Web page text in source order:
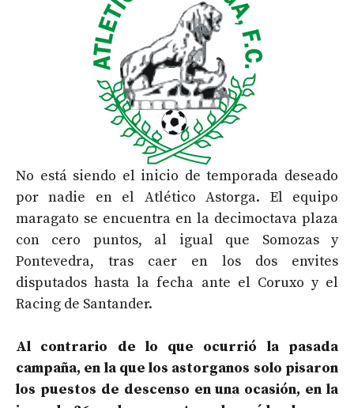
No está siendo el inicio de temporada deseado
por nadie en el Atlético Astorga. El equipo
maragato se encuentra en la decimoctava plaza
con cero puntos, al igual que Somozas y
Pontevedra, tras caer en los dos envites
disputados hasta la fecha ante el Coruxo y el
Racing de Santander.
Al contrario de lo que ocurrió la pasada
campaña, en la que los astorganos solo pisaron
los puestos de descenso en una ocasión, en la